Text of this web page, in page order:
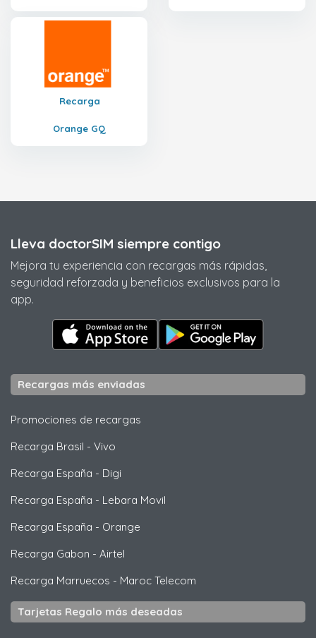
Recarga
Orange GQ
Lleva doctorSIM siempre contigo
Mejora tu experiencia con recargas más rápidas,
seguridad reforzada y beneficios exclusivos para la
app.
Recargas más enviadas
Promociones de recargas
Recarga Brasil - Vivo
Recarga España - Digi
Recarga España - Lebara Movil
Recarga España - Orange
Recarga Gabon - Airtel
Recarga Marruecos - Maroc Telecom
Tarjetas Regalo más deseadas